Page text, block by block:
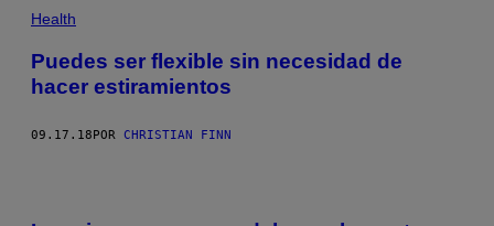
Health
Puedes ser flexible sin necesidad de
hacer estiramientos
09.17.18 POR CHRISTIAN FINN